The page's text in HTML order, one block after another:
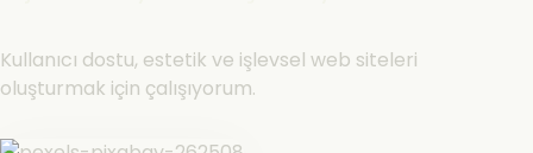
Kullanıcı dostu, estetik ve işlevsel web siteleri
oluşturmak için çalışıyorum.